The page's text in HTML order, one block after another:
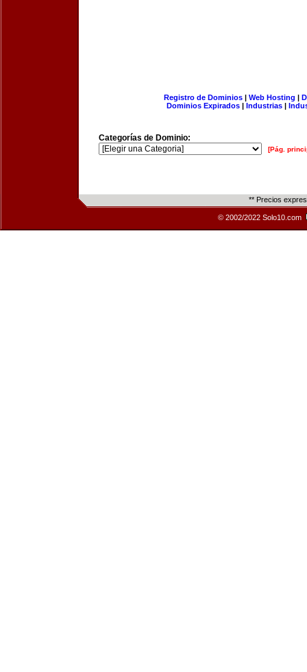
Registro de Dominios| Web Hosting |
Dominios Expirados | Industrias |
Categorías de Dominio:
[Pág.
** Precios
© 2002/2022 Solo10.com